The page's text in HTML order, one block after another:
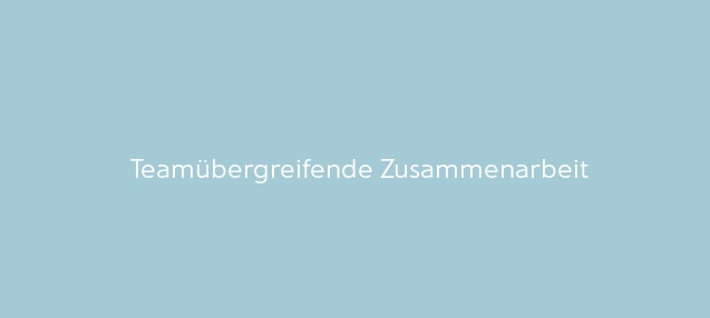
Teamübergreifende Zusammenarbeit